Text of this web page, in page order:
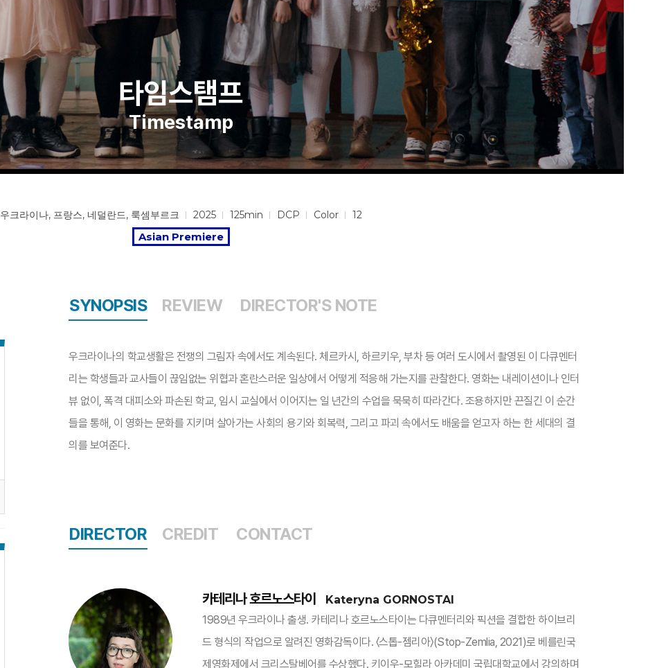
타임스탬프
Timestamp
우크라이나, 프랑스, 네덜란드, 룩셈부르크 2025 125min DCP Color 12
Asian Premiere
SYNOPSIS REVIEW DIRECTOR'S NOTE
우크라이나의 학교생활은 전쟁의 그림자 속에서도 계속된다. 체르카시, 하르키우, 부차 등 여러 도시에서 촬영된 이 다큐멘터
리는 학생들과 교사들이 끊임없는 위협과 혼란스러운 일상에서 어떻게 적응해 가는지를 관찰한다. 영화는 내레이션이나 인터
뷰 없이, 폭격 대피소와 파손된 학교, 임시 교실에서 이어지는 일 년간의 수업을 묵묵히 따라간다. 조용하지만 끈질긴 이 순간
들을 통해, 이 영화는 문화를 지키며 살아가는 사회의 용기와 회복력, 그리고 파괴 속에서도 배움을 얻고자 하는 한 세대의 결
의를 보여준다.​
DIRECTOR CREDIT CONTACT
카테리나 호르노스타이
Kateryna GORNOSTAI
1989년 우크라이나 출생. 카테리나 호르노스타이는 다큐멘터리와 픽션을 결합한 하이브리
드 형식의 작업으로 알려진 영화감독이다. 〈스톱-젬리아〉(Stop-Zemlia, 2021)로 베를린국
제영화제에서 크리스탈베어를 수상했다. 키이우-모힐라 아카데미 국립대학교에서 강의하며